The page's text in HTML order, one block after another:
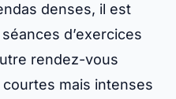
denses, il est
d’exercices
rendez-vous
mais intenses